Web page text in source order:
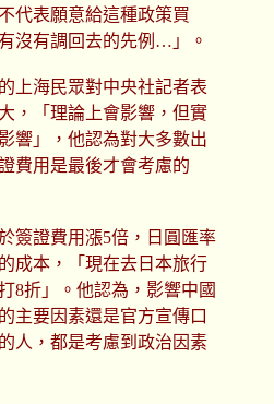
代表願意給這種政策買
沒有調回去的先例…」。
上海民眾對中央社記者表
，「理論上會影響，但實
響」，他認為對大多數出
費用是最後才會考慮的
簽證費用漲5倍，日圓匯率
成本，「現在去日本旅行
8折」。他認為，影響中國
主要因素還是官方宣傳口
人，都是考慮到政治因素